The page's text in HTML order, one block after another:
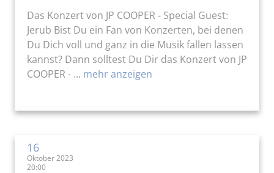
Das Konzert von JP COOPER - Special Guest:
Jerub Bist Du ein Fan von Konzerten, bei denen
Du Dich voll und ganz in die Musik fallen lassen
kannst? Dann solltest Du Dir das Konzert von JP
COOPER - ... mehr anzeigen
16
Oktober 2023
20:00